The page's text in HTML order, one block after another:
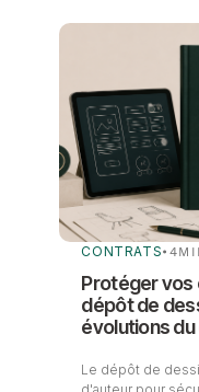
CONTRATS• 4
Protéger vos
dépôt de
évolutions du
Le dépôt de